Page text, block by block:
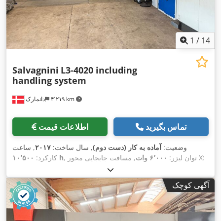
1 / 14
دانمارک ۴٬۲۱۹ km
Salvagnini L3-4020 including
handling system
اطلاعات قیمت تماس بگیرید
وضعیت: آماده به کار (دست دوم), سال ساخت: ۲۰۱۷, ساعت
کارکرد: ۱۰٬۵۰۰ h , توان لیزر: ۶٬۰۰۰ وات
, مسافت جابجایی محور X:
۴٬۰۶۴ میلی‌متر
حرکت محور Z:
۱۰۰ میلی‌متر, تعداد محور:۳ ,
آگهی کوچک